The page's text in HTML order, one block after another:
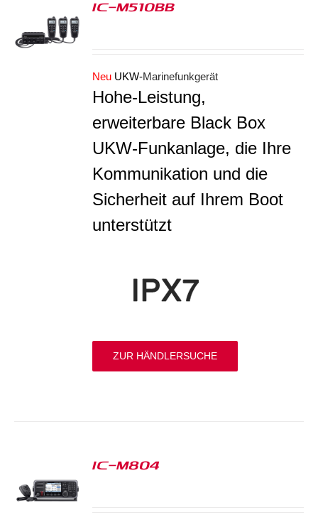
IC-M510BB
Neu UKW-Marinefunkgerät
Hohe-Leistung,
erweiterbare Black Box
UKW-Funkanlage, die Ihre
Kommunikation und die
Sicherheit auf Ihrem Boot
unterstützt
ZUR HÄNDLERSUCHE
IC-M804